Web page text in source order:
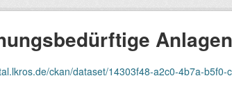
Anlagen
ckan/dataset/14303f48-a2c0-4b7a-b5f0-